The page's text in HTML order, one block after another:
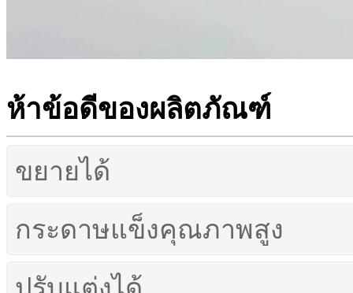
ห้าข้อดีของผลิตภัณฑ์
ขยายได้
กระดาษแข็งคุณภาพสูง